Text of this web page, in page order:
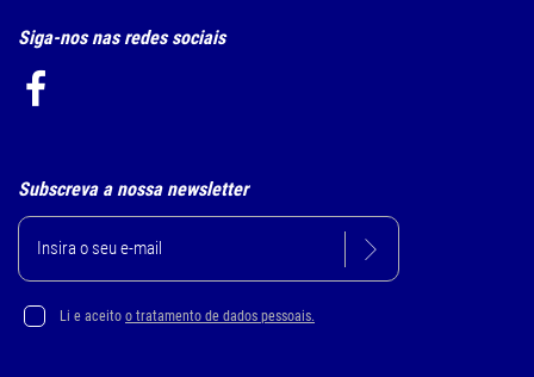
Siga-nos nas redes sociais
Subscreva a nossa newsletter
Li e aceito o tratamento de dados pessoais.